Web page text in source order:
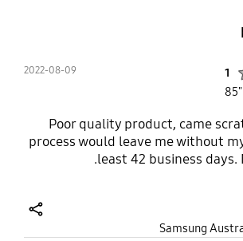
1
2022-08-09
Poor quality product, came
process would leave me without
least 42 business days.